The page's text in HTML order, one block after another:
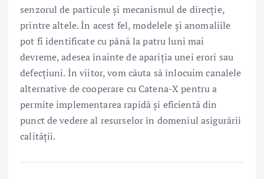
senzorul de particule şi mecanismul de direcţie,
printre altele. În acest fel, modelele şi anomaliile
pot fi identificate cu până la patru luni mai
devreme, adesea înainte de apariţia unei erori sau
defecţiuni. În viitor, vom căuta să înlocuim canalele
alternative de cooperare cu Catena-X pentru a
permite implementarea rapidă şi eficientă din
punct de vedere al resurselor în domeniul asigurării
calităţii.